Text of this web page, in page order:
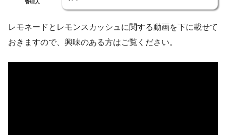
管理人
レモネードとレモンスカッシュに関する動画を下に載せて
おきますので、興味のある方はご覧ください。